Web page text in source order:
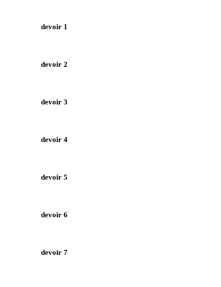
devoir 1
devoir 2
devoir 3
devoir 4
devoir 5
devoir 6
devoir 7